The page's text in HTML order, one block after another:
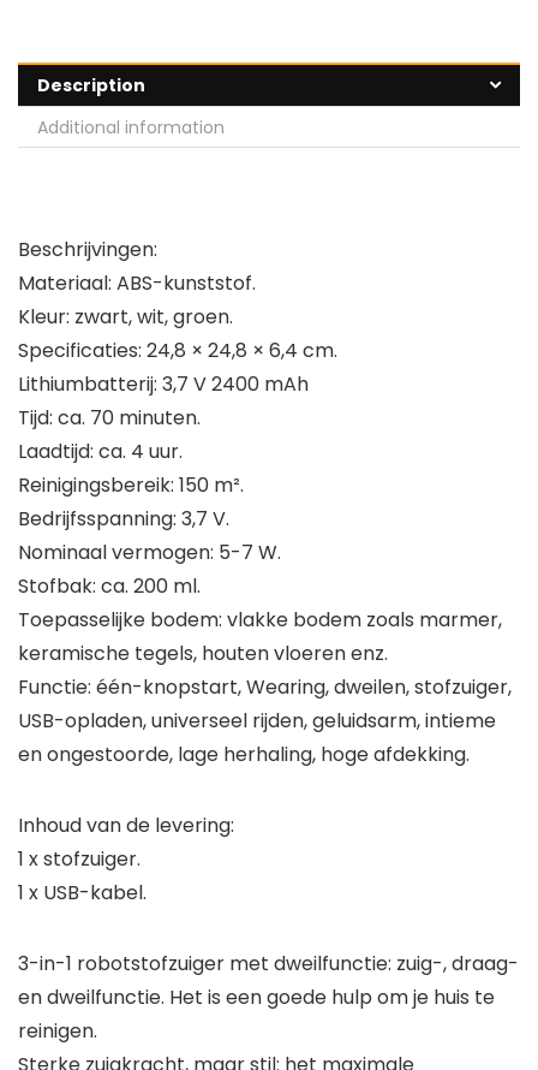
Description
Additional information
Beschrijvingen:
Materiaal: ABS-kunststof.
Kleur: zwart, wit, groen.
Specificaties: 24,8 × 24,8 × 6,4 cm.
Lithiumbatterij: 3,7 V 2400 mAh
Tijd: ca. 70 minuten.
Laadtijd: ca. 4 uur.
Reinigingsbereik: 150 m².
Bedrijfsspanning: 3,7 V.
Nominaal vermogen: 5-7 W.
Stofbak: ca. 200 ml.
Toepasselijke bodem: vlakke bodem zoals marmer,
keramische tegels, houten vloeren enz.
Functie: één-knopstart, Wearing, dweilen, stofzuiger,
USB-opladen, universeel rijden, geluidsarm, intieme
en ongestoorde, lage herhaling, hoge afdekking.
Inhoud van de levering:
1 x stofzuiger.
1 x USB-kabel.
3-in-1 robotstofzuiger met dweilfunctie: zuig-, draag-
en dweilfunctie. Het is een goede hulp om je huis te
reinigen.